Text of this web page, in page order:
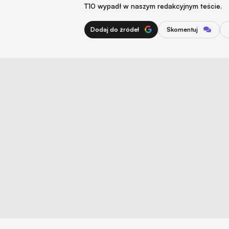
T10 wypadł w naszym redakcyjnym teście.
Dodaj do źródeł Skomentuj